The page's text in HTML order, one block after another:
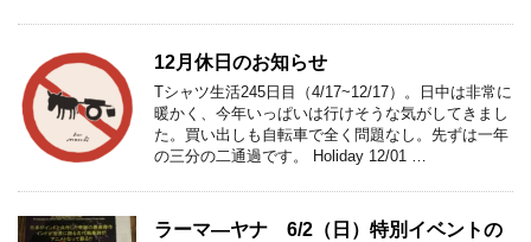
12月休日のお知らせ
Tシャツ生活245日目（4/17~12/17）。日中は非常に
暖かく、今年いっぱいは行けそうな気がしてきまし
た。買い出しも自転車で全く問題なし。先ずは一年
の三分の二通過です。 Holiday 12/01 …
ラーマ―ヤナ 6/2（日）特別イベントの